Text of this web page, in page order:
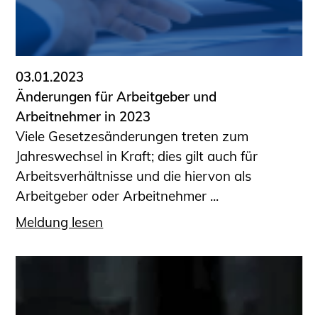
03.01.2023
Änderungen für Arbeitgeber und
Arbeitnehmer in 2023
Viele Gesetzesänderungen treten zum
Jahreswechsel in Kraft; dies gilt auch für
Arbeitsverhältnisse und die hiervon als
Arbeitgeber oder Arbeitnehmer ...
Meldung lesen